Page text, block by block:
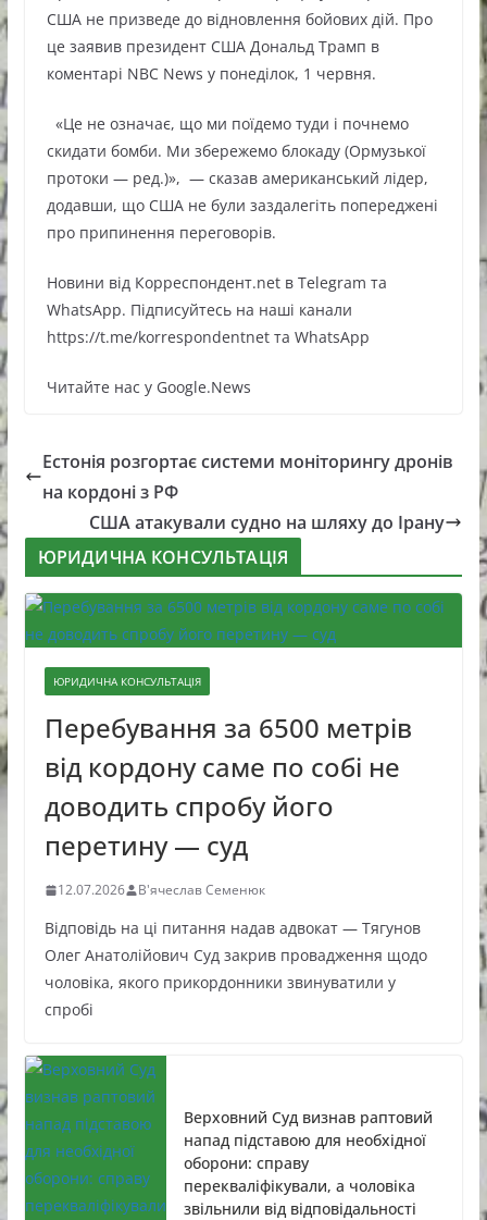
США не призведе до відновлення бойових дій. Про
це заявив президент США Дональд Трамп в
коментарі NBC News у понеділок, 1 червня.
«Це не означає, що ми поїдемо туди і почнемо
скидати бомби. Ми збережемо блокаду (Ормузької
протоки — ред.)», — сказав американський лідер,
додавши, що США не були заздалегіть попереджені
про припинення переговорів.
Новини від Корреспондент.net в Telegram та
WhatsApp. Підписуйтесь на наші канали
https://t.me/korrespondentnet та WhatsApp
Читайте нас у Google.News
Естонія розгортає системи моніторингу дронів
на кордоні з РФ
США атакували судно на шляху до Ірану
ЮРИДИЧНА КОНСУЛЬТАЦІЯ
ЮРИДИЧНА КОНСУЛЬТАЦІЯ
Перебування за 6500 метрів
від кордону саме по собі не
доводить спробу його
перетину — суд
12.07.2026 В'ячеслав Семенюк
Відповідь на ці питання надав адвокат — Тягунов
Олег Анатолійович Суд закрив провадження щодо
чоловіка, якого прикордонники звинуватили у
спробі
Верховний Суд визнав раптовий
напад підставою для необхідної
оборони: справу
перекваліфікували, а чоловіка
звільнили від відповідальності